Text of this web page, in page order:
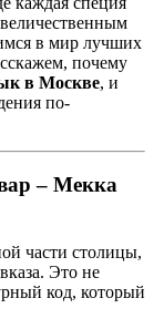
в мир лучших
почему
в Москве, и
по-
– Мекка
части столицы,
Это не
код, который